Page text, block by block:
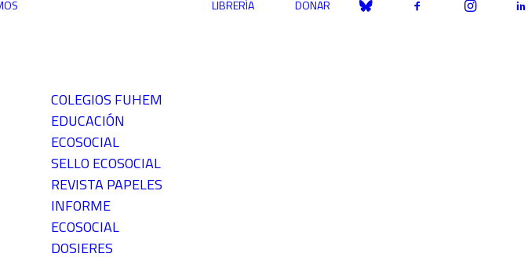
COLEGIOS FUHEM
EDUCACIÓN
ECOSOCIAL
SELLO ECOSOCIAL
REVISTA PAPELES
INFORME
ECOSOCIAL
DOSIERES
LIBRERÍA DONAR